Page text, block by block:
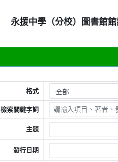
永援中學（分校）圖書館
格式
檢索關鍵字詞
主題
發行日期